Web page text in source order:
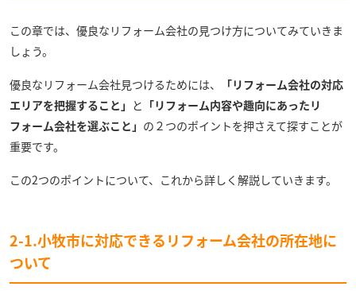
この章では、優良なリフォーム会社の見つけ方についてみていきま
しょう。
優良なリフォーム会社見つけるためには、
「リフォーム会社の対応
エリアを把握すること」 と 「リフォーム内容や趣向にあったリ
フォーム会社を選ぶこと」 の２つのポイントを押さえて探すことが
重要です。
この2つのポイントについて、これから詳しく解説していきます。
2-1.小牧市に対応できるリフォーム会社の所在地に
ついて